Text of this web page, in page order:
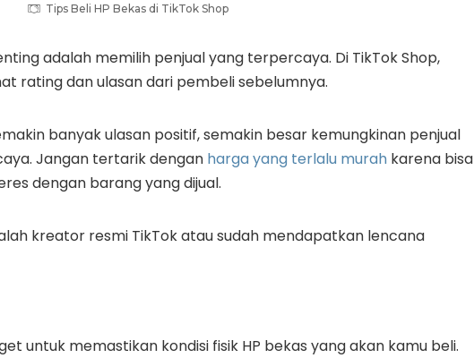
Tips Beli HP Bekas di TikTok Shop
adalah memilih penjual yang terpercaya. Di TikTok Shop,
rating dan ulasan dari pembeli sebelumnya.
banyak ulasan positif, semakin besar kemungkinan penjual
Jangan tertarik dengan harga yang terlalu murah karena bisa
dengan barang yang dijual.
kreator resmi TikTok atau sudah mendapatkan lencana
untuk memastikan kondisi fisik HP bekas yang akan kamu beli.